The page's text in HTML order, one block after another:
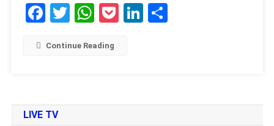
Facebook
Twitter
WhatsApp
PocketLinkedIn
Share
Continue Reading
LIVE TV